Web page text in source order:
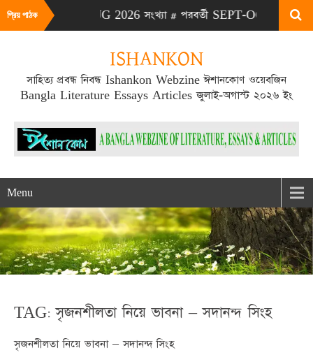
প্রিয় পাঠক
# এটা JULY-AUG 2026 সংখ্যা # পরবর্তী SEPT-OCT 2026
ISHANKON
সাহিত্য প্রবন্ধ নিবন্ধ Ishankon Webzine ঈশানকোণ ওয়েবজিন
Bangla Literature Essays Articles জুলাই-অগাস্ট ২০২৬ ইং
Menu
TAG: সৃজনশীলতা নিয়ে ভাবনা – সদানন্দ সিংহ
সৃজনশীলতা নিয়ে ভাবনা – সদানন্দ সিংহ